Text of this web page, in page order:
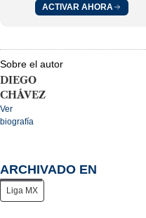
ACTIVAR AHORA
Sobre el autor
DIEGO
CHÁVEZ
Ver
biografía
ARCHIVADO EN
Liga MX